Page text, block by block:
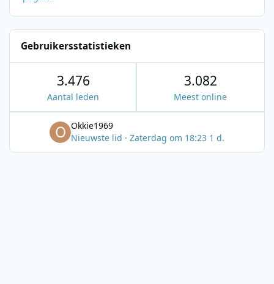
Gebruikersstatistieken
3.476
Aantal leden
3.082
Meest online
Okkie1969
Nieuwste lid · Zaterdag om 18:23 1 d.